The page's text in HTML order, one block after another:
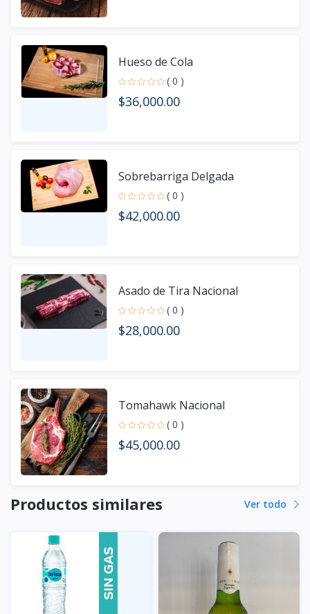
Hueso de Cola
( 0 )
$36,000.00
Sobrebarriga Delgada
( 0 )
$42,000.00
Asado de Tira Nacional
( 0 )
$28,000.00
Tomahawk Nacional
( 0 )
$45,000.00
Productos similares Ver todo